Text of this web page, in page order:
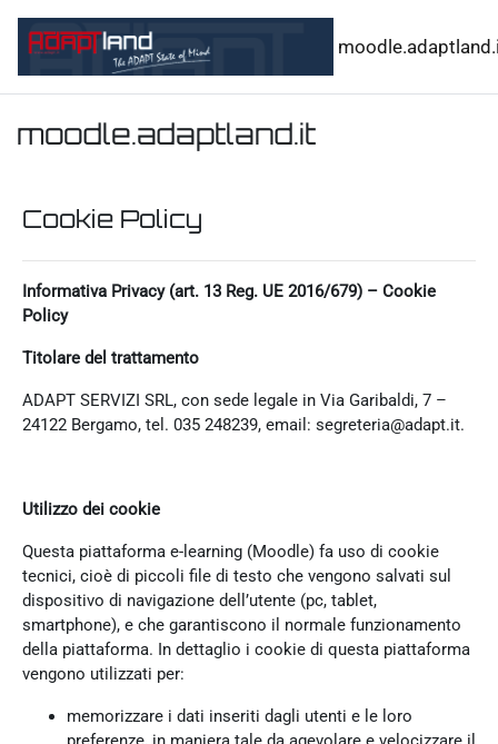
moodle.adaptland.it
Cookie Policy
Informativa Privacy (art. 13 Reg. UE 2016/679) – Cookie
Policy
Titolare del trattamento
ADAPT SERVIZI SRL, con sede legale in Via Garibaldi, 7 –
24122 Bergamo, tel. 035 248239, email: segreteria@adapt.it.
Utilizzo dei cookie
Questa piattaforma e-learning (Moodle) fa uso di cookie
tecnici, cioè di piccoli file di testo che vengono salvati sul
dispositivo di navigazione dell’utente (pc, tablet,
smartphone), e che garantiscono il normale funzionamento
della piattaforma. In dettaglio i cookie di questa piattaforma
vengono utilizzati per:
memorizzare i dati inseriti dagli utenti e le loro